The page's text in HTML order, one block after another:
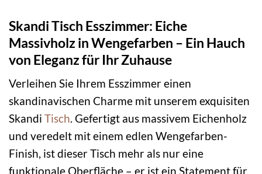
Skandi Tisch Esszimmer: Eiche
Massivholz in Wengefarben – Ein Hauch
von Eleganz für Ihr Zuhause
Verleihen Sie Ihrem Esszimmer einen
skandinavischen Charme mit unserem exquisiten
Skandi Tisch. Gefertigt aus massivem Eichenholz
und veredelt mit einem edlen Wengefarben-
Finish, ist dieser Tisch mehr als nur eine
funktionale Oberfläche – er ist ein Statement für